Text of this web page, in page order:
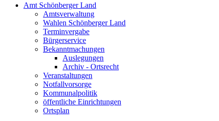
Amt Schönberger Land
Amtsverwaltung
Wahlen Schönberger Land
Terminvergabe
Bürgerservice
Bekanntmachungen
Auslegungen
Archiv - Ortsrecht
Veranstaltungen
Notfallvorsorge
Kommunalpolitik
öffentliche Einrichtungen
Ortsplan